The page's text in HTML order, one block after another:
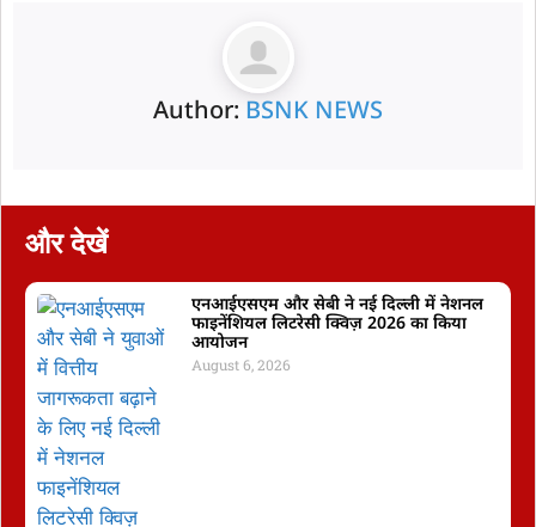
Author: BSNK NEWS
और देखें
एनआईएसएम और सेबी ने नई दिल्ली में नेशनल
फाइनेंशियल लिटरेसी क्विज़ 2026 का किया
आयोजन
August 6, 2026